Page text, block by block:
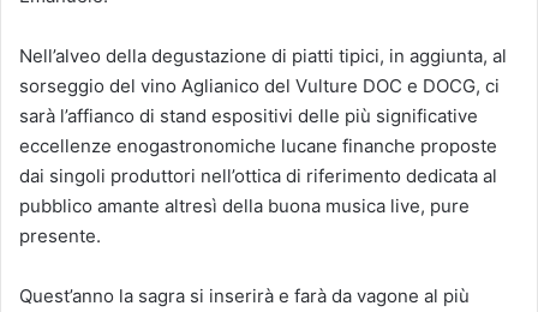
Nell’alveo della degustazione di piatti tipici, in aggiunta, al
sorseggio del vino Aglianico del Vulture DOC e DOCG, ci
sarà l’affianco di stand espositivi delle più significative
eccellenze enogastronomiche lucane finanche proposte
dai singoli produttori nell’ottica di riferimento dedicata al
pubblico amante altresì della buona musica live, pure
presente.
Quest’anno la sagra si inserirà e farà da vagone al più